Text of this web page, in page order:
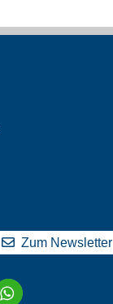
Zum Newsletter